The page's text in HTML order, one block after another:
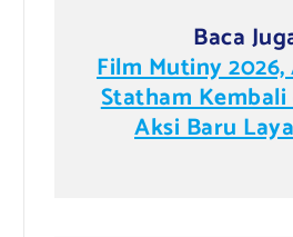
Baca
Film Mutiny 2026,
Statham
Aksi Baru